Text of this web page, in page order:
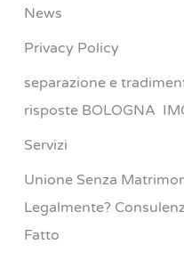
News
Privacy Policy
separazione e
risposte BOLOGNA
Servizi
Unione Senza
Legalmente?
Fatto